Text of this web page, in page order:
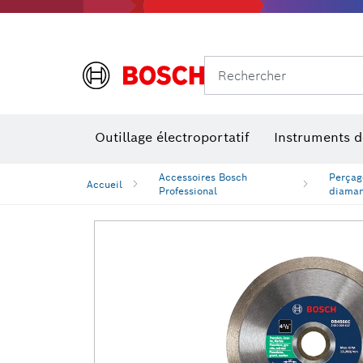
Rechercher
Outillage électroportatif Instruments
Accueil
Accessoires Bosch
Professional